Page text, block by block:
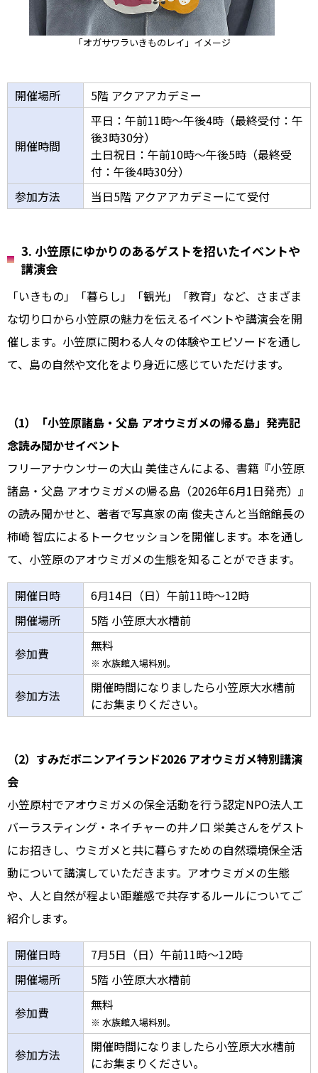
「オガサワラいきものレイ」イメージ
開催場所 5階 アクアアカデミー
開催時間
平日：午前11時～午後4時（最終受付：午
後3時30分）
土日祝日：午前10時～午後5時（最終受
付：午後4時30分）
参加方法
当日5階 アクアアカデミーにて受付
3. 小笠原にゆかりのあるゲストを招いたイベントや
講演会
「いきもの」「暮らし」「観光」「教育」など、さまざま
な切り口から小笠原の魅力を伝えるイベントや講演会を開
催します。小笠原に関わる人々の体験やエピソードを通し
て、島の自然や文化をより身近に感じていただけます。
（1）「小笠原諸島・父島 アオウミガメの帰る島」発売記
念読み聞かせイベント
フリーアナウンサーの大山 美佳さんによる、書籍『小笠原
諸島・父島 アオウミガメの帰る島（2026年6月1日発売）』
の読み聞かせと、著者で写真家の南 俊夫さんと当館館長の
柿崎 智広によるトークセッションを開催します。本を通し
て、小笠原のアオウミガメの生態を知ることができます。
開催日時
6月14日（日）午前11時～12時
開催場所
5階 小笠原大水槽前
参加費
無料
※ 水族館入場料別。
参加方法
開催時間になりましたら小笠原大水槽前
にお集まりください。
（2）すみだボニンアイランド2026 アオウミガメ特別講演
会
小笠原村でアオウミガメの保全活動を行う認定NPO法人エ
バーラスティング・ネイチャーの井ノ口 栄美さんをゲスト
にお招きし、ウミガメと共に暮らすための自然環境保全活
動について講演していただきます。アオウミガメの生態
や、人と自然が程よい距離感で共存するルールについてご
紹介します。
開催日時
7月5日（日）午前11時～12時
開催場所
5階 小笠原大水槽前
参加費
無料
※ 水族館入場料別。
参加方法
開催時間になりましたら小笠原大水槽前
にお集まりください。